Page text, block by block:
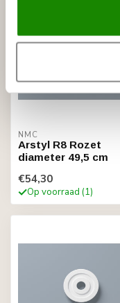
NMC
Arstyl R8 Rozet
diameter 49,5 cm
€54,30
Op voorraad (1)